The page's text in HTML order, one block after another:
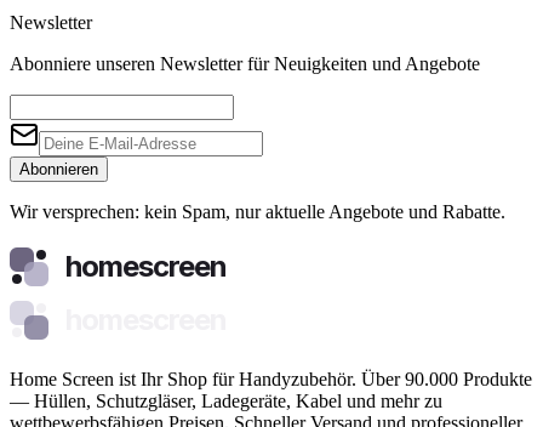
Newsletter
Abonniere unseren Newsletter für Neuigkeiten und Angebote
Abonnieren
Wir versprechen: kein Spam, nur aktuelle Angebote und Rabatte.
homescreen
Home Screen ist Ihr Shop für Handyzubehör. Über 90.000 Produkte
— Hüllen, Schutzgläser, Ladegeräte, Kabel und mehr zu